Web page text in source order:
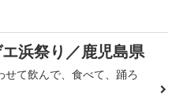
浜祭り／鹿児島県
せて飲んで、食べて、踊ろ